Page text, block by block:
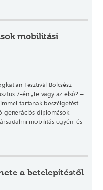
mobilitási
Fesztivál Bölcsész
7-én „Te vagy az első? –
tartanak beszélgetést.
generációs diplomások
mobilitás egyéni és
a betelepítéstől